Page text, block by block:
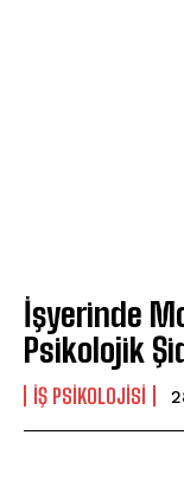
İşyerinde
Psikolojik
İŞ PSIKOLOJISI